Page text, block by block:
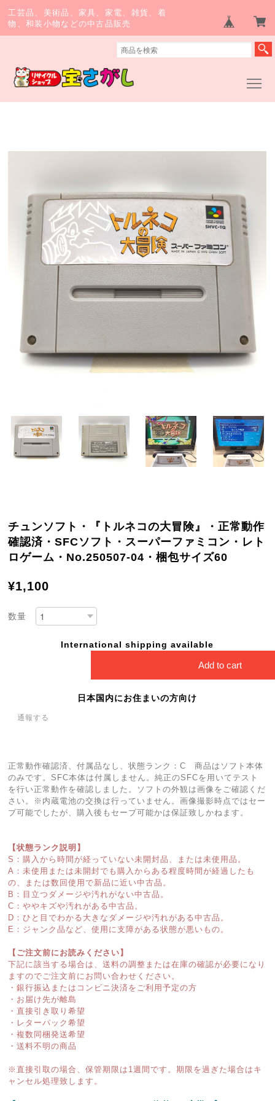
工芸品、美術品、家具、家電、雑貨、着
物、和装小物などの中古品販売
チュンソフト・『トルネコの大冒険』・正常動作
確認済・SFCソフト・スーパーファミコン・レト
ロゲーム・No.250507-04・梱包サイズ60
¥1,100
数量
International shipping available
Add to cart
日本国内にお住まいの方向け
通報する
正常動作確認済、付属品なし、状態ランク：C 商品はソフト本体
のみです。SFC本体は付属しません。純正のSFCを用いてテスト
を行い正常動作を確認しました。ソフトの外観は画像をご確認くだ
さい。※内蔵電池の交換は行っていません。画像撮影時点ではセー
ブ可能でしたが、購入後もセーブ可能かは保証致しかねます。
【状態ランク説明】
S：購入から時間が経っていない未開封品、または未使用品。
A：未使用または未開封でも購入からある程度時間が経過したも
の、または数回使用で新品に近い中古品。
B：目立つダメージや汚れがない中古品。
C：ややキズや汚れがある中古品。
D：ひと目でわかる大きなダメージや汚れがある中古品。
E：ジャンク品など、使用に支障がある状態が悪いもの。
【ご注文前にお読みください】
下記に該当する場合は、送料の調整または在庫の確認が必要になり
ますのでご注文前にお問い合わせください。
・銀行振込またはコンビニ決済をご利用予定の方
・お届け先が離島
・直接引き取り希望
・レターパック希望
・複数同梱発送希望
・送料不明の商品
※直接引取の場合、保管期限は1週間です。期限を過ぎた場合はキ
ャンセル処理致します。